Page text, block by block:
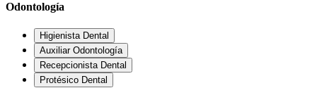
Odontología
Higienista Dental
Auxiliar Odontología
Recepcionista Dental
Protésico Dental